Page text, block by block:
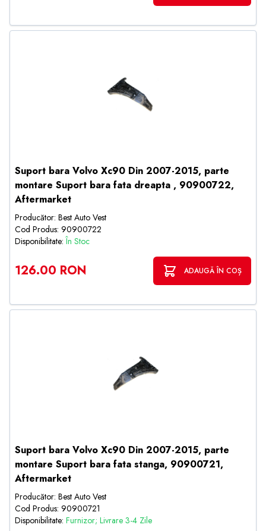
Suport bara Volvo Xc90 Din 2007-2015, parte
montare Suport bara fata dreapta , 90900722,
Aftermarket
Producător: Best Auto Vest
Cod Produs: 90900722
Disponibilitate:În Stoc
126.00 RON ADAUGĂ ÎN COȘ
Suport bara Volvo Xc90 Din 2007-2015, parte
montare Suport bara fata stanga, 90900721,
Aftermarket
Producător: Best Auto Vest
Cod Produs: 90900721
Disponibilitate: Furnizor; Livrare 3-4 Zile